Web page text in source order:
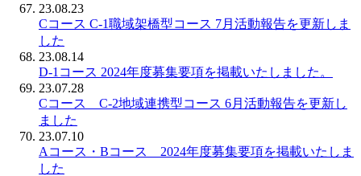
23.08.23
Cコース C-1職域架橋型コース 7月活動報告を更新しま
した
23.08.14
D-1コース 2024年度募集要項を掲載いたしました。
23.07.28
Cコース C-2地域連携型コース 6月活動報告を更新し
ました
23.07.10
Aコース・Bコース 2024年度募集要項を掲載いたしま
した